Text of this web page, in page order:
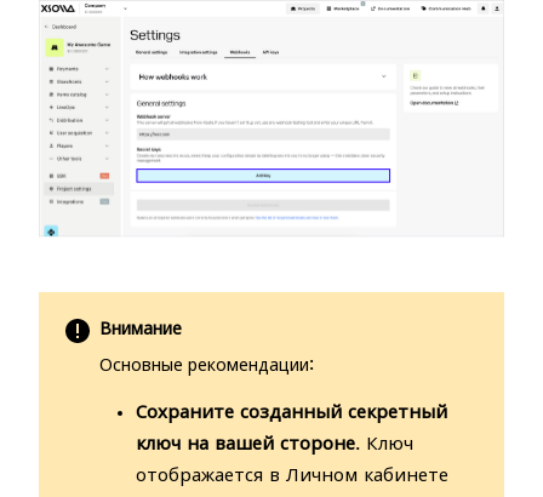
Внимание
Основные рекомендации:
Сохраните созданный секретный
ключ на вашей стороне. Ключ
отображается в Личном кабинете